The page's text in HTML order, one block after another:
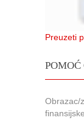
Preuzeti
Obrazac/